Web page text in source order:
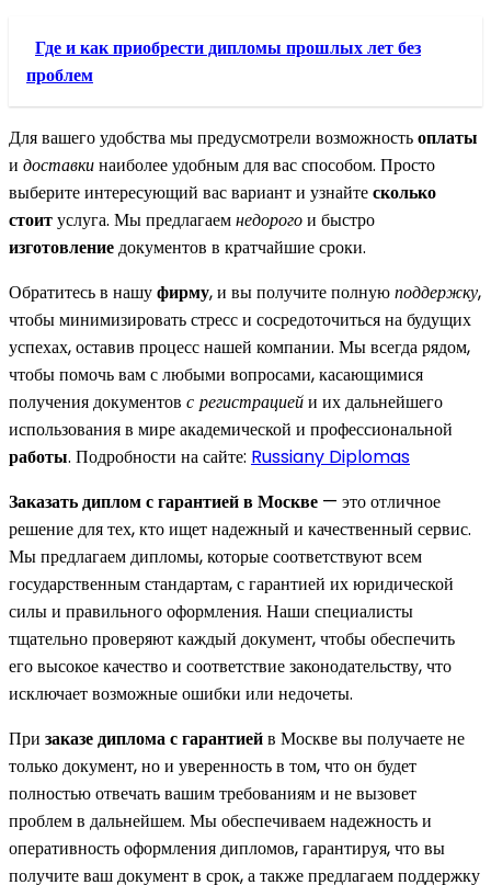
Где и как приобрести дипломы прошлых лет без
проблем
Для вашего удобства мы предусмотрели возможностьоплаты
и доставкинаиболее удобным для вас способом. Просто
выберите интересующий вас вариант и узнайтесколько
стоитуслуга. Мы предлагаемнедорогои быстро
изготовлениедокументов в кратчайшие сроки.
Обратитесь в нашуфирму, и вы получите полнуюподдержку,
чтобы минимизировать стресс и сосредоточиться на будущих
успехах, оставив процесс нашей компании. Мы всегда рядом,
чтобы помочь вам с любыми вопросами, касающимися
получения документов с регистрациейи их дальнейшего
использования в мире академической и профессиональной
работы. Подробности на сайте: Russiany Diplomas
Заказать диплом с гарантией в Москве — это отличное
решение для тех, кто ищет надежный и качественный сервис.
Мы предлагаем дипломы, которые соответствуют всем
государственным стандартам, с гарантией их юридической
силы и правильного оформления. Наши специалисты
тщательно проверяют каждый документ, чтобы обеспечить
его высокое качество и соответствие законодательству, что
исключает возможные ошибки или недочеты.
При заказе диплома с гарантиейв Москве вы получаете не
только документ, но и уверенность в том, что он будет
полностью отвечать вашим требованиям и не вызовет
проблем в дальнейшем. Мы обеспечиваем надежность и
оперативность оформления дипломов, гарантируя, что вы
получите ваш документ в срок, а также предлагаем поддержку